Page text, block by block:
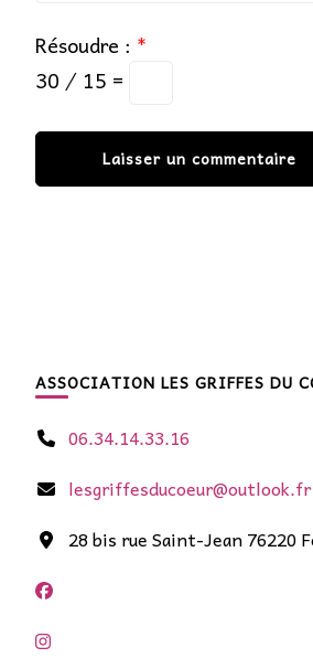
Résoudre : *
30 ⁄ 15 =
ASSOCIATION LES GRIFFES DU
06.34.14.33.16
lesgriffesducoeur@outlook.fr
28 bis rue Saint-Jean 76220